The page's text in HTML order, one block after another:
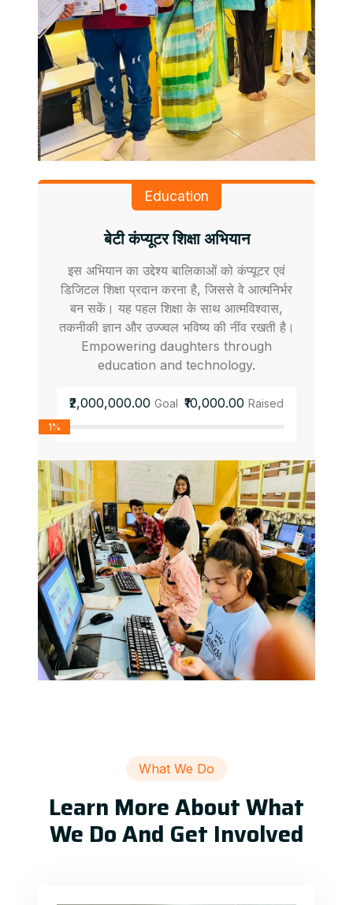
Education
बेटी कंप्यूटर शिक्षा अभियान
इस अभियान का उद्देश्य बालिकाओं को कंप्यूटर एवं
डिजिटल शिक्षा प्रदान करना है, जिससे वे आत्मनिर्भर
बन सकें। यह पहल शिक्षा के साथ आत्मविश्वास,
तकनीकी ज्ञान और उज्ज्वल भविष्य की नींव रखती है।
Empowering daughters through
education and technology.
₹2,000,000.00 Goal ₹10,000.00 Raised
1%
What We Do
Learn More About What
We Do And Get Involved